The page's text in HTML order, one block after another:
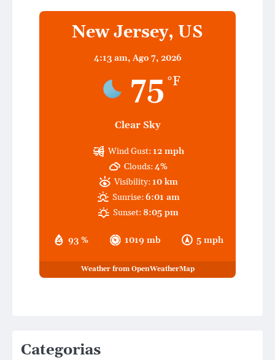
New Jersey, US
4:13 am, Ago 7, 2026
75 °F
Clear Sky
93 % 1019 mb 5 mph
Wind Gust: 12 mph
Clouds:4%
Visibility: 10 km
Sunrise:6:01 am
Sunset:8:05 pm
Weather from OpenWeatherMap
Categorias